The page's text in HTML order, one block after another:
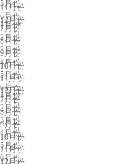
11月份
12月份
5月份
6月份
7月份
8月份
9月份
10月份
11月份
12月份
杭州展会排期
1月份
2月份
3月份
4月份
5月份
6月份
7月份
8月份
9月份
10月份
11月份
12月份
成都展会排期
1月份
2月份
3月份
4月份
5月份
6月份
长沙展会排期